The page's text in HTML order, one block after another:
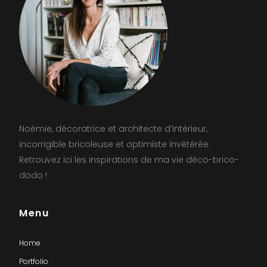
Noémie, décoratrice et architecte d’intérieur,
incorrigible bricoleuse et optimiste invétérée.
Retrouvez ici les inspirations de ma vie déco-brico-
dodo !
Menu
Home
Portfolio